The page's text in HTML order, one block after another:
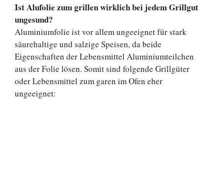
Ist Alufolie zum grillen wirklich bei jedem Grillgut
ungesund?
Aluminiumfolie ist vor allem ungeeignet für stark
säurehaltige und salzige Speisen, da beide
Eigenschaften der Lebensmittel Aluminiumteilchen
aus der Folie lösen. Somit sind folgende Grillgüter
oder Lebensmittel zum garen im Ofen eher
ungeeignet: